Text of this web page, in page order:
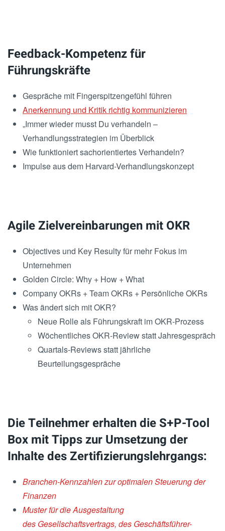
Feedback-Kompetenz für
Führungskräfte
Gespräche mit Fingerspitzengefühl führen
Anerkennung und Kritik richtig kommunizieren
„Immer wieder musst Du verhandeln –
Verhandlungsstrategien im Überblick
Wie funktioniert sachorientiertes Verhandeln?
Impulse aus dem Harvard-Verhandlungskonzept
Agile Zielvereinbarungen mit OKR
Objectives und Key Resulty für mehr Fokus im
Unternehmen
Golden Circle: Why + How + What
Company OKRs + Team OKRs + Persönliche OKRs
Was ändert sich mit OKR?
Neue Rolle als Führungskraft im OKR-Prozess
Wöchentliches OKR-Review statt Jahresgespräch
Quartals-Reviews statt jährliche
Beurteilungsgespräche
Die Teilnehmer erhalten die S+P-Tool
Box mit Tipps zur Umsetzung der
Inhalte des Zertifizierungslehrgangs:
Branchen-Kennzahlen zur optimalen Steuerung der
Finanzen
Muster für die Ausgestaltung
des Gesellschaftsvertrags, des Geschäftsführer-